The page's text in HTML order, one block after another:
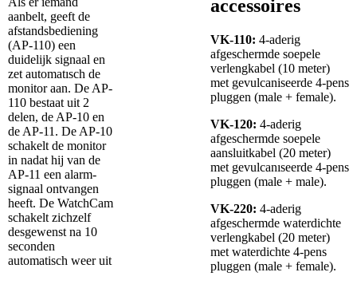
aanbelt, geeft de
afstandsbediening
(AP-110) een
duidelijk signaal en
zet automatısch de
monitor aan. De AP-
110 bestaat uit 2
delen, de AP-10 en
de AP-11. De AP-10
schakelt de monitor
in nadat hij van de
AP-11 een alarm-
signaal ontvangen
heeft. De WatchCam
schakelt zichzelf
desgewenst na 10
seconden
automatisch weer uit
accessoires
VK-110: 4-aderig
afgeschermde soepele
verlengkabel (10 meter)
met gevulcaniseerde 4-pens
pluggen (male + female).
VK-120: 4-aderig
afgeschermde soepele
aansluitkabel (20 meter)
met gevulcanıseerde 4-pens
pluggen (male + male).
VK-220: 4-aderig
afgeschermde waterdichte
verlengkabel (20 meter)
met waterdichte 4-pens
pluggen (male + female).